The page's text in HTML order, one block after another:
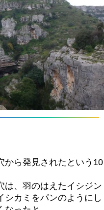
から発見されたという10
は、羽のはえたイシジン
シカミをパンのようにし